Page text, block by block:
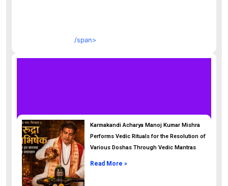
/span>
Karmakandi Acharya Manoj Kumar Mishra
Performs Vedic Rituals for the Resolution of
Various Doshas Through Vedic Mantras
Read More »